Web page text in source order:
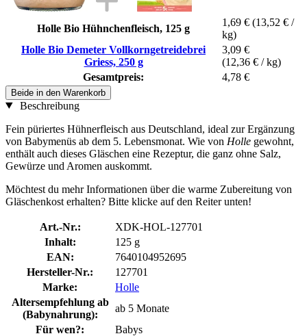
Holle Bio Hühnchenfleisch, 125 g
1,69 € (13,52 € /
kg)
Holle Bio Demeter Vollkorngetreidebrei
Griess, 250 g
3,09 €
(12,36 € / kg)
Gesamtpreis:
4,78 €
Beide in den Warenkorb
Beschreibung
Fein püriertes Hühnerfleisch aus Deutschland, ideal zur Ergänzung
von Babymenüs ab dem 5. Lebensmonat. Wie von Holle gewohnt,
enthält auch dieses Gläschen eine Rezeptur, die ganz ohne Salz,
Gewürze und Aromen auskommt.
Möchtest du mehr Informationen über die warme Zubereitung von
Gläschenkost erhalten? Bitte klicke auf den Reiter unten!
Art.-Nr.:
XDK-HOL-127701
Inhalt:
125 g
EAN:
7640104952695
Hersteller-Nr.:
127701
Marke:
Holle
Altersempfehlung ab
(Babynahrung):
ab 5 Monate
Für wen?:
Babys